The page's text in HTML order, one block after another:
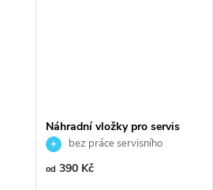
Náhradní vložky pro servis
filtračního zařízení
bez práce servisního
technika
od 390 Kč